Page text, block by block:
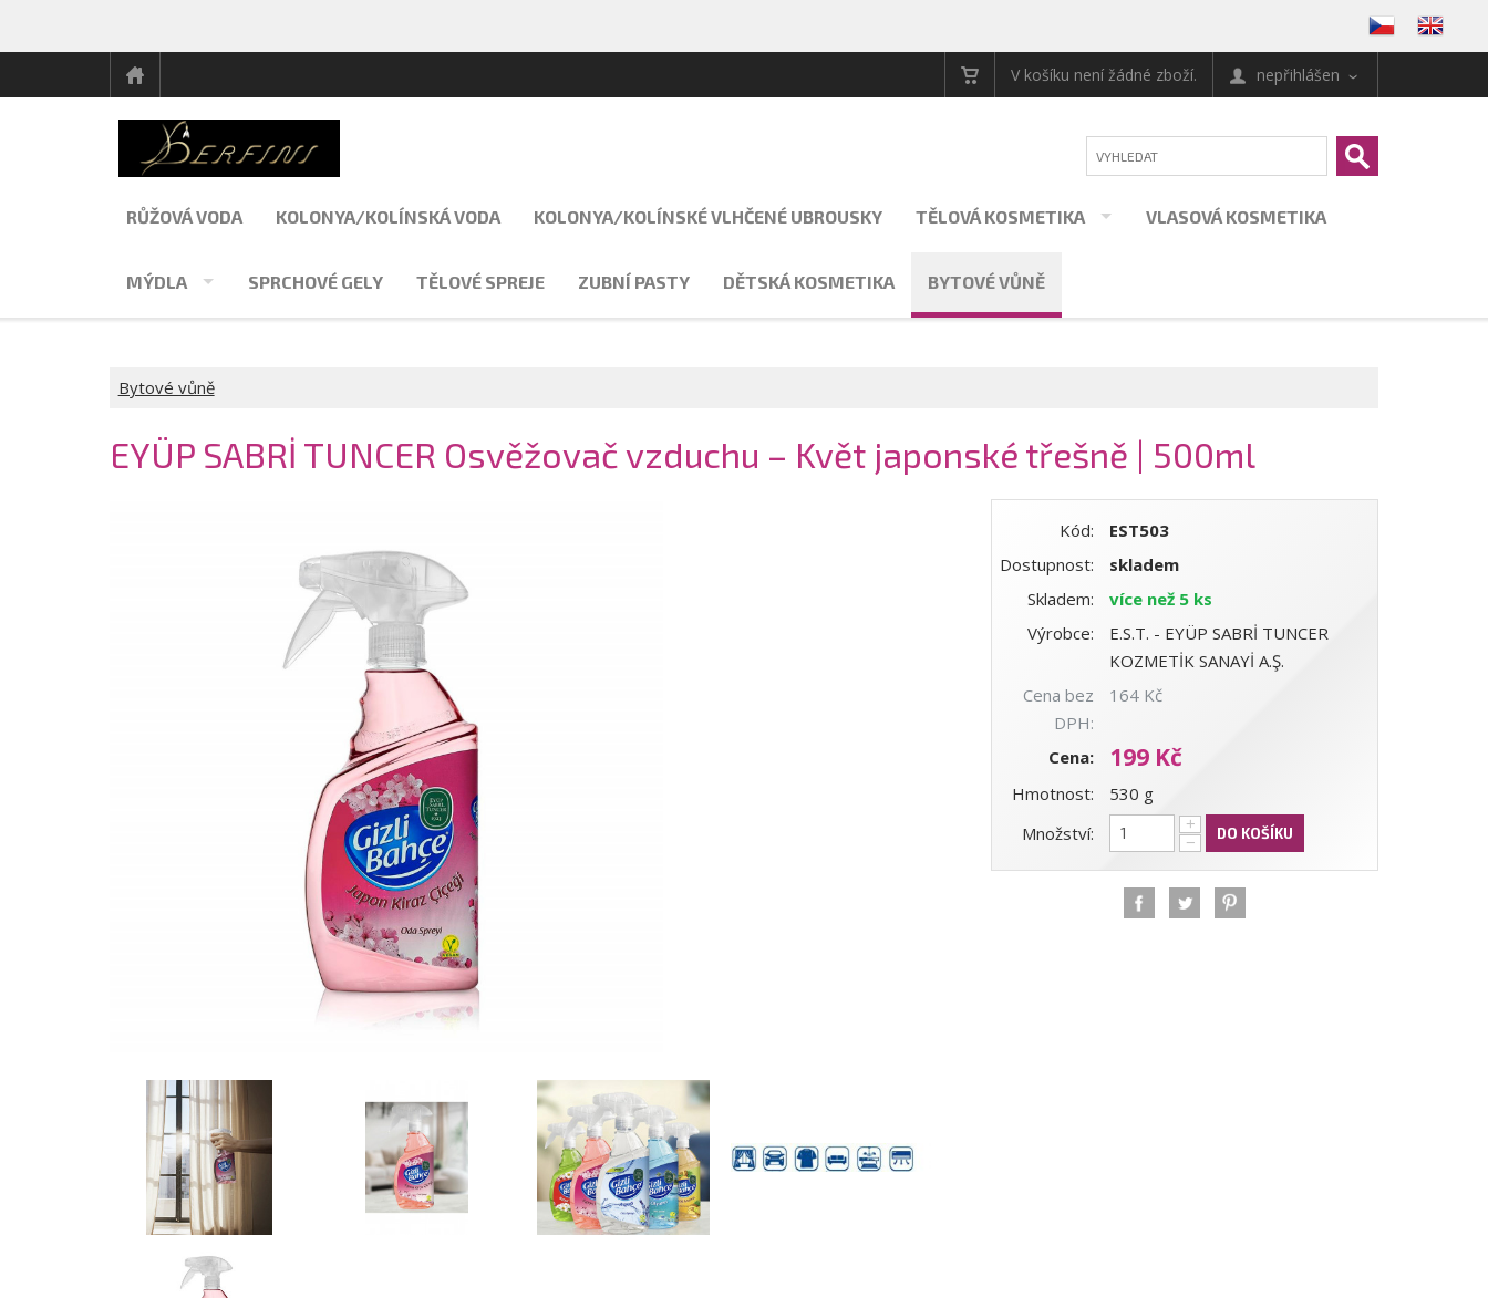
V košíku není žádné zboží. nepřihlášen
RŮŽOVÁ VODA KOLONYA/KOLÍNSKÁ VODA KOLONYA/KOLÍNSKÉ VLHČENÉ UBROUSKY TĚLOVÁ KOSMETIKA VLASOVÁ KOSMETIKA
MÝDLA SPRCHOVÉ GELY TĚLOVÉ SPREJE ZUBNÍ PASTY DĚTSKÁ KOSMETIKA BYTOVÉ VŮNĚ
Bytové vůně
EYÜP SABRİ TUNCER Osvěžovač vzduchu – Květ japonské třešně | 500ml
Kód:
EST503
Dostupnost:
skladem
Skladem:
více než 5 ks
Výrobce:
E.S.T. - EYÜP SABRİ TUNCER
KOZMETİK SANAYİ A.Ş.
Cena bez
DPH:
164 Kč
Cena: 199 Kč
Hmotnost:
530 g
Množství:
+
−
DO KOŠÍKU